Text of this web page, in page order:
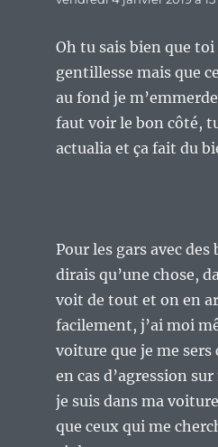
Oh tu sais bien que
gentillesse mais que
au fond je
faut voir le bon côté,
actualia et ça fait du
Pour les gars avec des
dirais qu’une chose,
voit de tout et on en
facilement, j’ai moi
voiture que je me sers
en cas d’agression
je suis dans ma
que ceux qui me